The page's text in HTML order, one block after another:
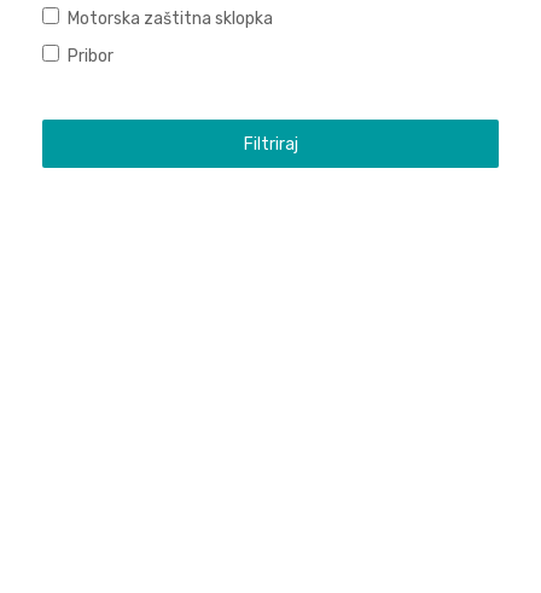
Motorska zaštitna sklopka
Pribor
Filtriraj